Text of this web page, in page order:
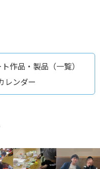
作品・製品（一覧）
レンダー